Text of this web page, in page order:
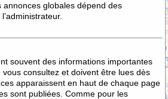
annonces globales dépend des
souvent des informations importantes
consultez et doivent être lues dès
apparaissent en haut de chaque page
sont publiées. Comme pour les